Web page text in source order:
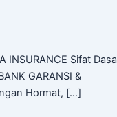
INSURANCE Sifat
GARANSI &
Hormat, […]